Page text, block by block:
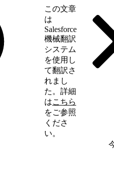
この文章
は
Salesforce
機械翻訳
システム
を使用し
て翻訳さ
れまし
た。詳細
はこちら
をご参照
くださ
い。